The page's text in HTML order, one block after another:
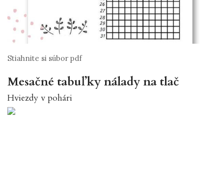
Stiahnite si súbor pdf
Mesačné tabuľky nálady na tlač
Hviezdy v pohári